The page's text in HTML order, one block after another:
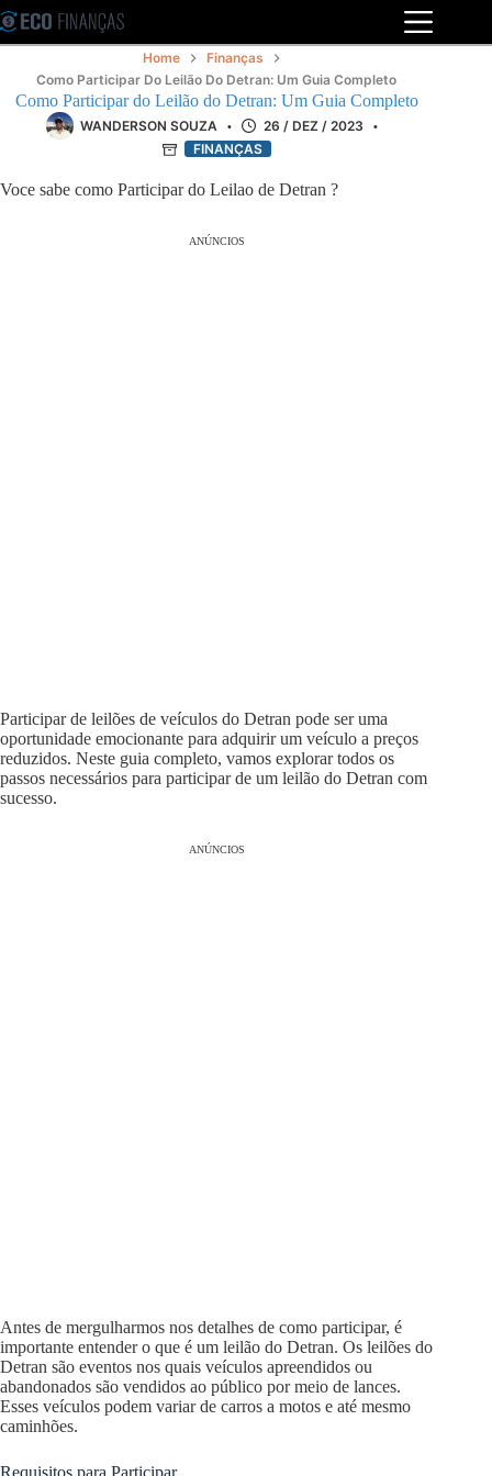
Pular
para
o
Home
Finanças
Como Participar Do Leilão Do Detran: Um Guia Completo
Como Participar do Leilão do Detran: Um Guia Completo
WANDERSON SOUZA
26 / DEZ / 2023
FINANÇAS
Voce sabe como Participar do Leilao de Detran ?
ANÚNCIOS
Participar de leilões de veículos do Detran pode ser uma
oportunidade emocionante para adquirir um veículo a preços
reduzidos. Neste guia completo, vamos explorar todos os
passos necessários para participar de um leilão do Detran com
sucesso.
ANÚNCIOS
Antes de mergulharmos nos detalhes de como participar, é
importante entender o que é um leilão do Detran. Os leilões do
Detran são eventos nos quais veículos apreendidos ou
abandonados são vendidos ao público por meio de lances.
Esses veículos podem variar de carros a motos e até mesmo
caminhões.
Requisitos para Participar